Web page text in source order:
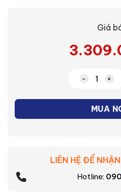
Giá
Máy hút
MUA
LIÊN HỆ ĐỂ
Hotline: